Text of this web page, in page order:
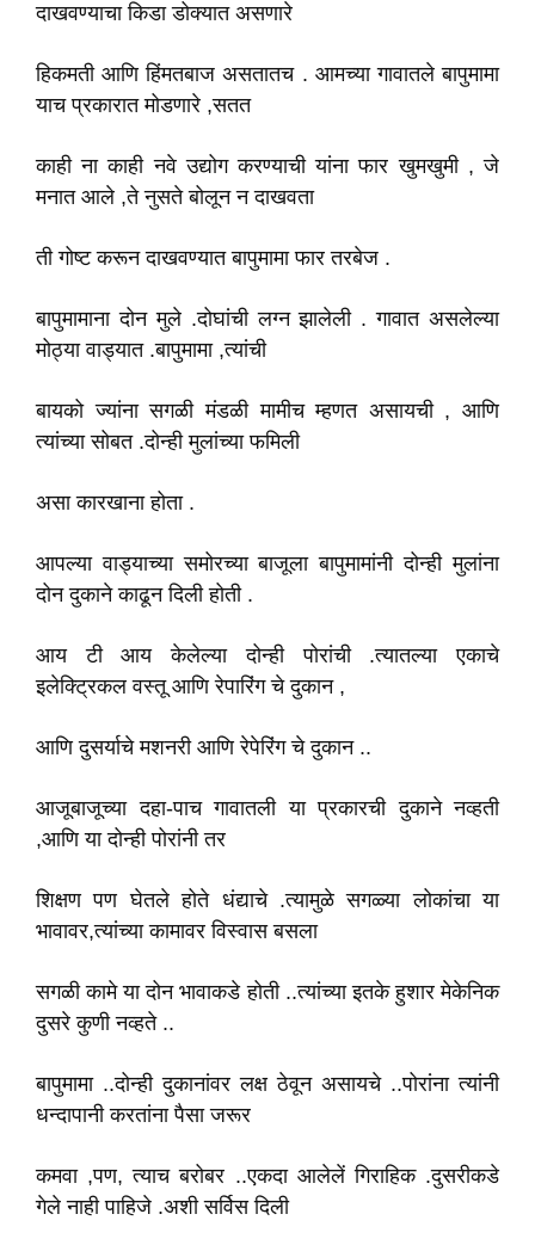
दाखवण्याचा किडा डोक्यात असणारे
हिकमती आणि हिंमतबाज असतातच . आमच्या गावातले बापुमामा
याच प्रकारात मोडणारे ,सतत
काही ना काही नवे उद्योग करण्याची यांना फार खुमखुमी , जे
मनात आले ,ते नुसते बोलून न दाखवता
ती गोष्ट करून दाखवण्यात बापुमामा फार तरबेज .
बापुमामाना दोन मुले .दोघांची लग्न झालेली . गावात असलेल्या
मोठ्या वाड्यात .बापुमामा ,त्यांची
बायको ज्यांना सगळी मंडळी मामीच म्हणत असायची , आणि
त्यांच्या सोबत .दोन्ही मुलांच्या फमिली
असा कारखाना होता .
आपल्या वाड्याच्या समोरच्या बाजूला बापुमामांनी दोन्ही मुलांना
दोन दुकाने काढून दिली होती .
आय टी आय केलेल्या दोन्ही पोरांची .त्यातल्या एकाचे
इलेक्ट्रिकल वस्तू आणि रेपारिंग चे दुकान ,
आणि दुसर्याचे मशनरी आणि रेपेरिंग चे दुकान ..
आजूबाजूच्या दहा-पाच गावातली या प्रकारची दुकाने नव्हती
,आणि या दोन्ही पोरांनी तर
शिक्षण पण घेतले होते धंद्याचे .त्यामुळे सगळ्या लोकांचा या
भावावर,त्यांच्या कामावर विस्वास बसला
सगळी कामे या दोन भावाकडे होती ..त्यांच्या इतके हुशार मेकेनिक
दुसरे कुणी नव्हते ..
बापुमामा ..दोन्ही दुकानांवर लक्ष ठेवून असायचे ..पोरांना त्यांनी
धन्दापानी करतांना पैसा जरूर
कमवा ,पण, त्याच बरोबर ..एकदा आलेलें गिराहिक .दुसरीकडे
गेले नाही पाहिजे .अशी सर्विस दिली